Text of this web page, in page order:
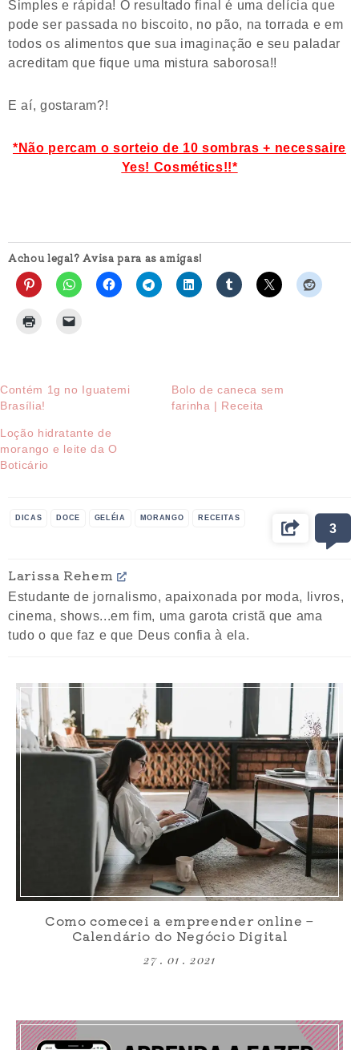
Simples e rápida! O resultado final é uma delícia que
pode ser passada no biscoito, no pão, na torrada e em
todos os alimentos que sua imaginação e seu paladar
acreditam que fique uma mistura saborosa!!
E aí, gostaram?!
*Não percam o sorteio de 10 sombras + necessaire
Yes! Cosmétics!!*
Achou legal? Avisa para as amigas!
Contém 1g no Iguatemi
Brasília!
Bolo de caneca sem
farinha | Receita
Loção hidratante de
morango e leite da O
Boticário
DICAS DOCE GELÉIA MORANGO RECEITAS
3
Larissa Rehem
Estudante de jornalismo, apaixonada por moda, livros,
cinema, shows...em fim, uma garota cristã que ama
tudo o que faz e que Deus confia à ela.
Como comecei a empreender online –
Calendário do Negócio Digital
27 . 01 . 2021